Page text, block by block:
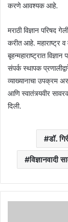
करणे आवश्यक आहे.
मराठी विज्ञान परिषद
करीत आहे. महाराष्ट्र व
बृहन्महाराष्ट्रात
संपर्क स्थापक
व्याख्यानाचा उपक्रम
आणि स्वातंत्र्यवीर
दिली.
डॉ.
विज्ञानवादी